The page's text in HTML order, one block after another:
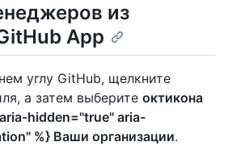
из
App
углу GitHub, щелкните
а затем выберите октикона
hidden="true" aria-
%} Ваши организации.